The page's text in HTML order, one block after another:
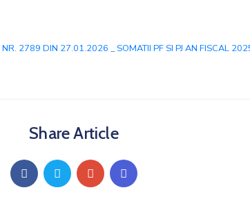
2789 DIN 27.01.2026 _ SOMATII PF SI PJ AN FISCAL
Share Article